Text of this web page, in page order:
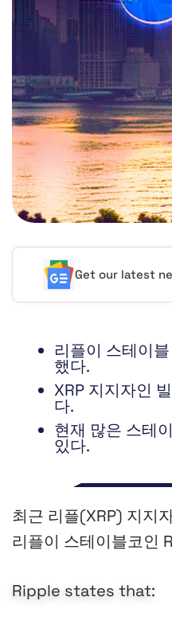
Get our latest
리플이 스테이
했다.
XRP 지지자인
다.
현재 많은 스테
있다.
최근 리플(XRP) 지지
리플이 스테이블코인
Ripple states that: